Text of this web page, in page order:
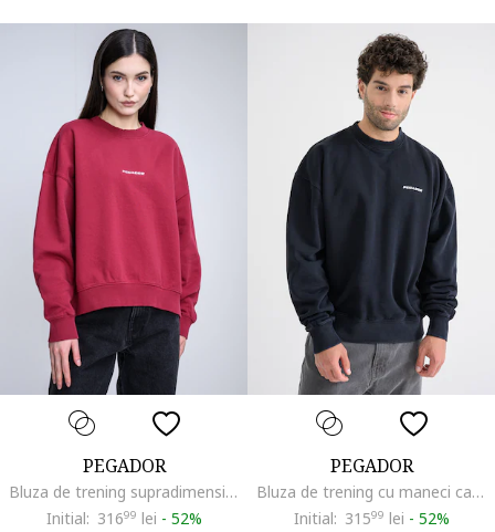
PEGADOR
Bluza de trening supradimensionata cu maneci cazute, Rosu
Initial: 31699 lei - 52%
PEGADOR
Bluza de trening cu maneci cazute si croiala lejera, Negru stins
Initial: 31599 lei - 52%